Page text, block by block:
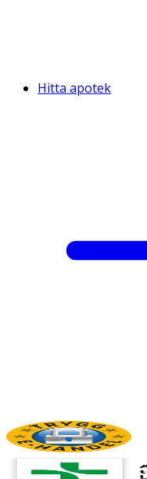
Hitta apotek